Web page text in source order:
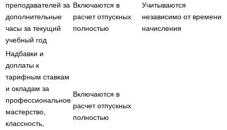
преподавателей за
дополнительные
часы за текущий
учебный год
Включаются в
расчет отпускных
полностью
Учитываются
независимо от времени
начисления
Надбавки и
доплаты к
тарифным ставкам
и окладам за
профессиональное
мастерство,
классность,
Включаются в
расчет отпускных
полностью